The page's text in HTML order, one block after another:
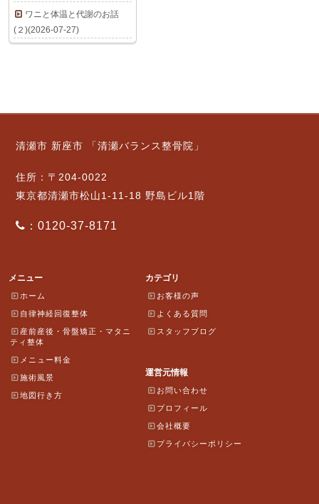
ワニと体温と代謝のお話
(２)(2026-07-27)
清瀬市 新座市 「清瀬バランス整骨院」
住所：〒204-0022
東京都清瀬市松山1-11-18 野島ビル1階
：0120-37-8171
メニュー
ホーム
自律神経回復整体
産前産後・骨盤矯正・マタニ
ティ整体
メニュー料金
施術風景
地図行き方
カテゴリ
お客様の声
よくある質問
スタッフブログ
運営元情報
お問い合わせ
プロフィール
会社概要
プライバシーポリシー